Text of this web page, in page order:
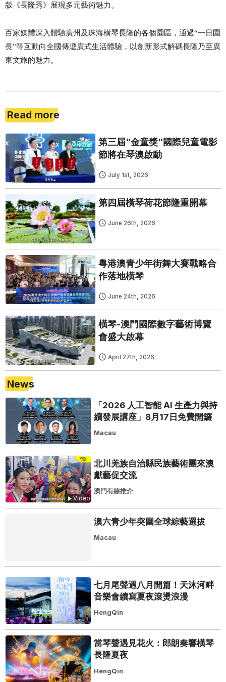
版《長隆秀》展現多元藝術魅力。
百家媒體深入體驗廣州及珠海橫琴長隆的各個園區，通過“一日園
長”等互動向全國傳遞廣式生活體驗，以創新形式解碼長隆乃至廣
東文旅的魅力。
Read more
第三屆“金童獎”國際兒童電影
節將在琴澳啟動
July 1st, 2026
第四屆橫琴荷花節隆重開幕
June 26th, 2026
粵港澳青少年街舞大賽戰略合
作落地橫琴
June 24th, 2026
橫琴-澳門國際數字藝術博覽
會盛大啟幕
April 27th, 2026
News
「2026 人工智能 AI 生產力與持
續發展講座」8月17日免費開鑼
Macau
Video
北川羌族自治縣民族藝術團來澳
獻藝促交流
澳門有線推介
澳六青少年突圍全球綜藝選拔
Macau
七月尾聲遇八月開篇！天沐河畔
音樂會續寫夏夜滾燙浪漫
HengQin
當琴聲遇見花火：郎朗奏響橫琴
長隆夏夜
HengQin